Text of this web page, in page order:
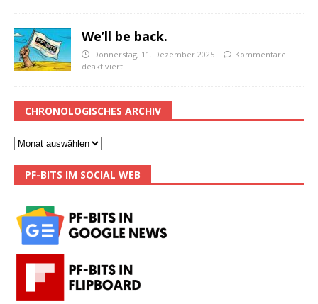
We’ll be back.
Donnerstag, 11. Dezember 2025
Kommentare
deaktiviert
CHRONOLOGISCHES ARCHIV
PF-BITS IM SOCIAL WEB